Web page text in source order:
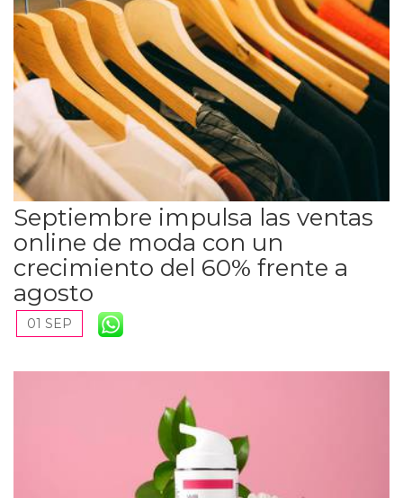
Septiembre impulsa las ventas
online de moda con un
crecimiento del 60% frente a
agosto
01 SEP